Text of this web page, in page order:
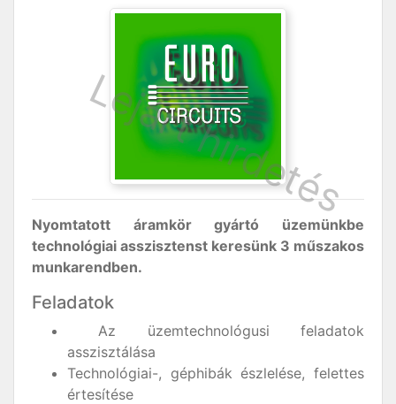
Nyomtatott áramkör gyártó üzemünkbe
technológiai asszisztenst keresünk 3 műszakos
munkarendben.
Feladatok
Az üzemtechnológusi feladatok
asszisztálása
Technológiai-, géphibák észlelése, felettes
értesítése